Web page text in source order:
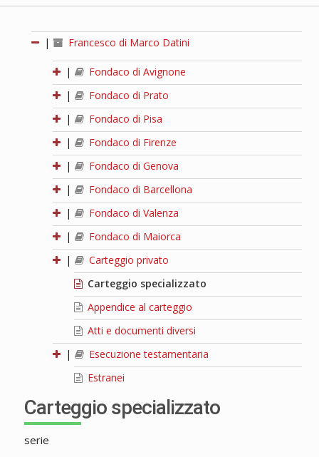
| Francesco di Marco Datini
|
Fondaco di Avignone
|
Fondaco di Prato
|
Fondaco di Pisa
|
Fondaco di Firenze
|
Fondaco di Genova
|
Fondaco di Barcellona
|
Fondaco di Valenza
|
Fondaco di Maiorca
|
Carteggio privato
Carteggio specializzato
Appendice al carteggio
Atti e documenti diversi
|
Esecuzione testamentaria
Estranei
Carteggio specializzato
serie